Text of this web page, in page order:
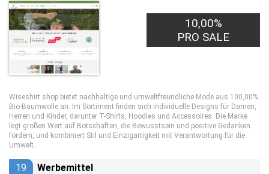
10,00%
PRO SALE
Wiseshirt.shop bietet nachhaltige und umweltfreundliche Mode aus 100,00%
Bio-Baumwolle an. Im Sortiment finden sich individuelle Designs für Damen,
Herren und Kinder, darunter T-Shirts, Hoodies und Accessoires. Die Marke
legt großen Wert auf Botschaften, die Bewusstsein und positive Gedanken
fördern, und kombiniert Stil und Einzigartigkeit mit Verantwortung für die
Umwelt.
19 Werbemittel